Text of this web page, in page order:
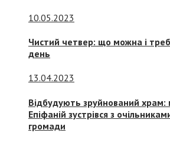
10.05.2023
Чистий четвер: що можна і
день
13.04.2023
Відбудують зруйнований храм:
Епіфаній зустрівся з
громади